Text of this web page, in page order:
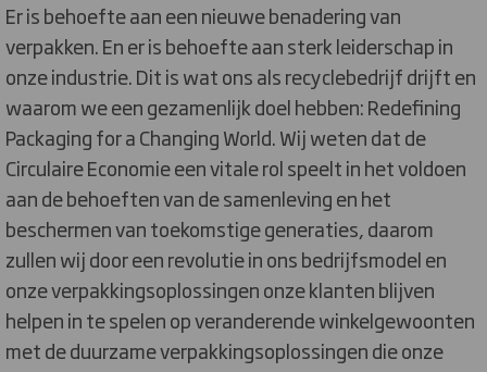
Er is behoefte aan een nieuwe benadering van
verpakken. En er is behoefte aan sterk leiderschap in
onze industrie. Dit is wat ons als recyclebedrijf drijft en
waarom we een gezamenlijk doel hebben: Redefining
Packaging for a Changing World. Wij weten dat de
Circulaire Economie een vitale rol speelt in het voldoen
aan de behoeften van de samenleving en het
beschermen van toekomstige generaties, daarom
zullen wij door een revolutie in ons bedrijfsmodel en
onze verpakkingsoplossingen onze klanten blijven
helpen in te spelen op veranderende winkelgewoonten
met de duurzame verpakkingsoplossingen die onze